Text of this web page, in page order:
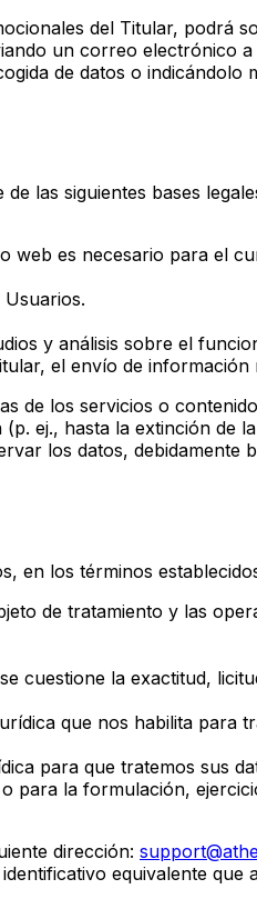
del Titular, podrá
un correo electrónico a
de datos o indicándolo
las siguientes bases
es necesario para el
y análisis sobre el
el envío de
de los servicios o
ej., hasta la extinción de
los datos, debidamente
en los términos
de tratamiento y las
cuestione la exactitud,
que nos habilita
para que tratemos sus
para la formulación,
dirección:
equivalente que